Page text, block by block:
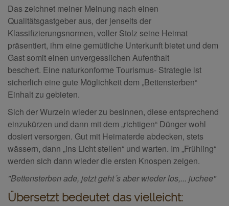
Das zeichnet meiner Meinung nach einen
Qualitätsgastgeber aus, der jenseits der
Klassifizierungsnormen, voller Stolz seine Heimat
präsentiert, ihm eine gemütliche Unterkunft bietet und dem
Gast somit einen unvergesslichen Aufenthalt
beschert. Eine naturkonforme Tourismus- Strategie ist
sicherlich eine gute Möglichkeit dem „Bettensterben“
Einhalt zu gebieten.
Sich der Wurzeln wieder zu besinnen, diese entsprechend
einzukürzen und dann mit dem „richtigen“ Dünger wohl
dosiert versorgen. Gut mit Heimaterde abdecken, stets
wässern, dann „ins Licht stellen“ und warten. Im „Frühling“
werden sich dann wieder die ersten Knospen zeigen.
"Bettensterben ade, jetzt geht´s aber wieder los,... juchee"
Übersetzt bedeutet das vielleicht: